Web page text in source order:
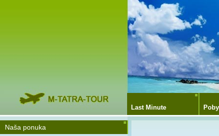
Last Minute
Naša ponuka